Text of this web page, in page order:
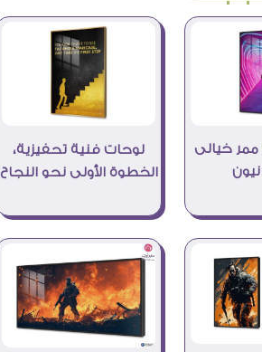
خيالى
لوحات فنية تحفيزية،
الخطوة الأولى نحو النجاح